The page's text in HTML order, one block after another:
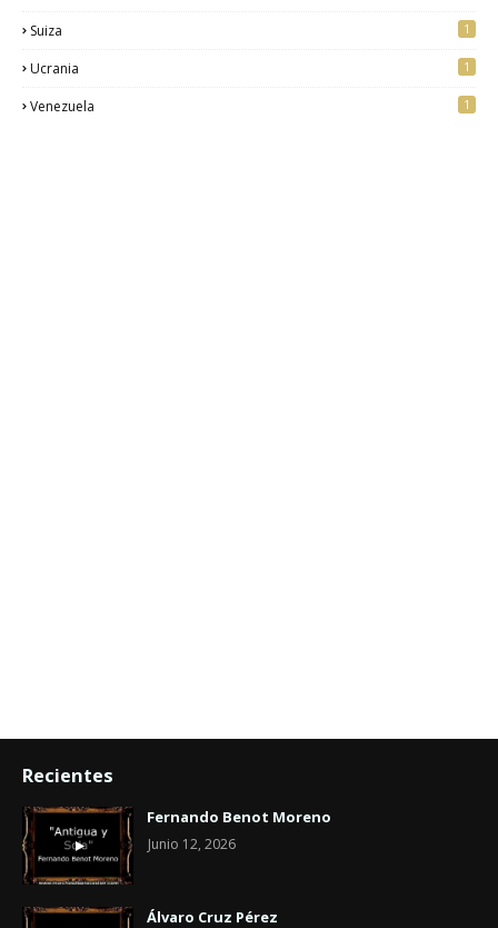
Suiza
1
Ucrania 1
Venezuela 1
Recientes
Fernando Benot Moreno
Junio 12, 2026
Álvaro Cruz Pérez